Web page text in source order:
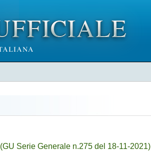
(GU Serie Generale n.275 del 18-11-2021)